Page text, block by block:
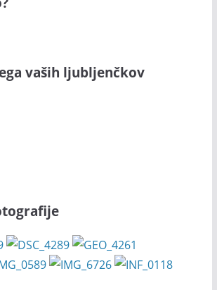
vaših ljubljenčkov